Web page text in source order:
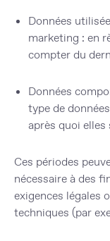
Données
marketing : en
compter du
Données
type de
après quoi
Ces périodes
nécessaire à des
exigences légales
techniques (par